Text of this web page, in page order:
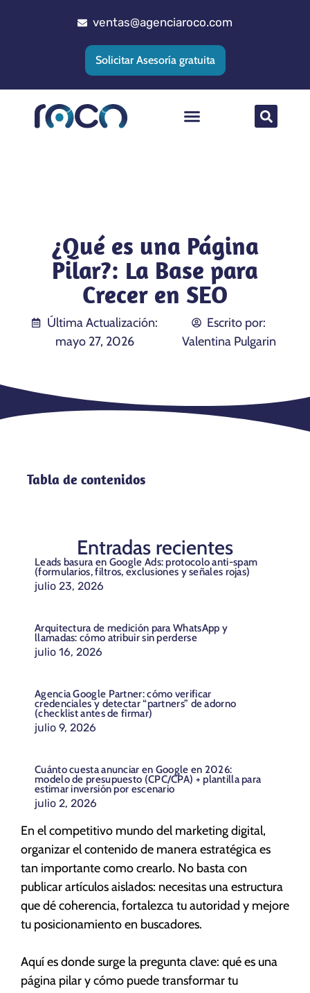
ventas@agenciaroco.com
Solicitar Asesoría gratuita
¿Qué es una Página
Pilar?: La Base para
Crecer en SEO
Última Actualización:
mayo 27, 2026
Escrito por:
Valentina Pulgarin
En el competitivo mundo del marketing digital,
organizar el contenido de manera estratégica es
tan importante como crearlo. No basta con
publicar artículos aislados: necesitas una estructura
que dé coherencia, fortalezca tu autoridad y mejore
tu posicionamiento en buscadores.
Aquí es donde surge la pregunta clave: qué es una
página pilar y cómo puede transformar tu
Tabla de contenidos
Entradas recientes
Leads basura en Google Ads: protocolo anti-spam
(formularios, filtros, exclusiones y señales rojas)
julio 23, 2026
Arquitectura de medición para WhatsApp y
llamadas: cómo atribuir sin perderse
julio 16, 2026
Agencia Google Partner: cómo verificar
credenciales y detectar “partners” de adorno
(checklist antes de firmar)
julio 9, 2026
Cuánto cuesta anunciar en Google en 2026:
modelo de presupuesto (CPC/CPA) + plantilla para
estimar inversión por escenario
julio 2, 2026